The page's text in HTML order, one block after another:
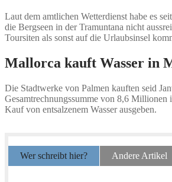
Laut dem amtlichen Wetterdienst habe es
die Bergseen in der Tramuntana nicht
Toursiten als sonst auf die Urlaubsinsel
Mallorca kauft Wasser in
Die Stadtwerke von Palmen kauften seid
Gesamtrechnungssumme von 8,6
Kauf von entsalzenem Wasser ausgeben.
Wer schreibt hier? Andere Artikel